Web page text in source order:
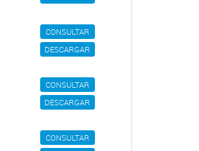
CONSULTAR
DESCARGAR
CONSULTAR
DESCARGAR
CONSULTAR